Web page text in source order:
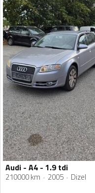
Audi - A4 - 1.9 tdi
210000 km 2005 Dizel